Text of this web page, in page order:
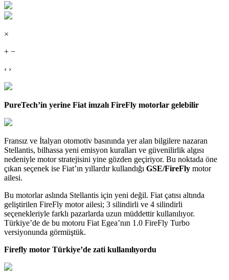
×
+ −
‹ ›
PureTech’in yerine Fiat imzalı FireFly motorlar gelebilir
Fransız ve İtalyan otomotiv basınında yer alan bilgilere nazaran
Stellantis, bilhassa yeni emisyon kuralları ve güvenilirlik algısı
nedeniyle motor stratejisini yine gözden geçiriyor. Bu noktada öne
çıkan seçenek ise Fiat’ın yıllardır kullandığı GSE/FireFly motor
ailesi.
Bu motorlar aslında Stellantis için yeni değil. Fiat çatısı altında
geliştirilen FireFly motor ailesi; 3 silindirli ve 4 silindirli
seçenekleriyle farklı pazarlarda uzun müddettir kullanılıyor.
Türkiye’de de bu motoru Fiat Egea’nın 1.0 FireFly Turbo
versiyonunda görmüştük.
Firefly motor Türkiye’de zati kullanılıyordu